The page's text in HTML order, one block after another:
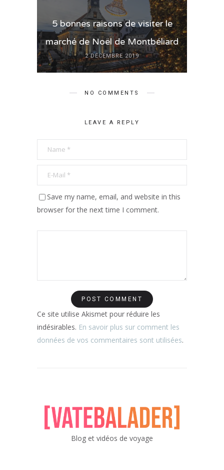
5 bonnes raisons de visiter le
marché de Noël de Montbéliard
2 DÉCEMBRE 2019
NO COMMENTS
LEAVE A REPLY
Save my name, email, and website in this
browser for the next time I comment.
Ce site utilise Akismet pour réduire les
indésirables. En savoir plus sur comment les
données de vos commentaires sont utilisées.
Blog et vidéos de voyage